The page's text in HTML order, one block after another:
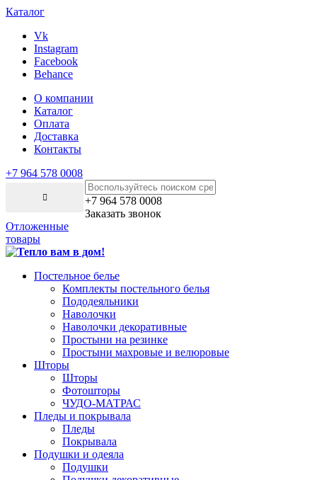
Каталог
Vk
Instagram
Facebook
Behance
О компании
Каталог
Оплата
Доставка
Контакты
+7 964 578 0008
+7 964 578 0008
Заказать звонок
Отложенные
товары
Постельное белье
Комплекты постельного белья
Пододеяльники
Наволочки
Наволочки декоративные
Простыни на резинке
Простыни махровые и велюровые
Шторы
Шторы
Фотошторы
ЧУДО-МАТРАС
Пледы и покрывала
Пледы
Покрывала
Подушки и одеяла
Подушки